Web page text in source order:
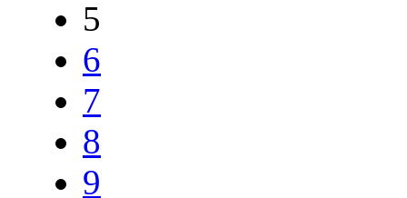
5
6
7
8
9